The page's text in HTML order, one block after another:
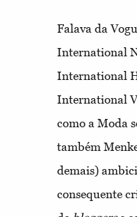
Falava da
International
International
International
como a Moda
também
demais)
consequente